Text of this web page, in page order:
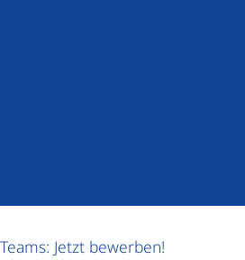
Jetzt bewerben!